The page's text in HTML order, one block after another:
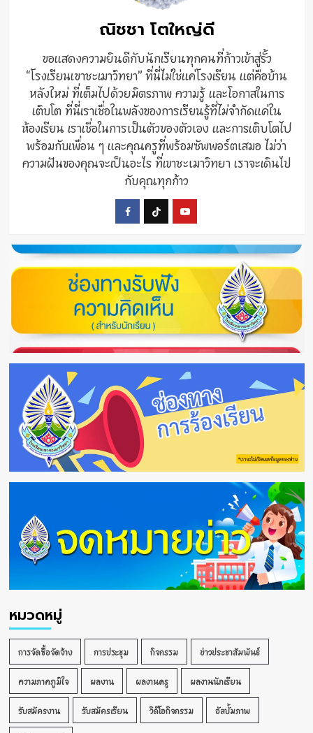
ณิชชา โตใหญ่ดี
ขอแสดงความยินดีกับนักเรียนทุกคนที่ก้าวเข้าสู่รั้ว
“โรงเรียนเขาชะเมาวิทยา” ที่นี่ไม่ใช่แค่โรงเรียน แต่คือบ้าน
หลังใหม่ ที่เต็มไปด้วยมิตรภาพ ความรู้ และโอกาสในการ
เติบโต ที่นี่เราเชื่อในพลังของการเรียนรู้ที่ไม่จำกัดแค่ใน
ห้องเรียน เราเชื่อในการเป็นตัวของตัวเอง และการเติบโตไป
พร้อมกับเพื่อน ๆ และคุณครูที่พร้อมซัพพอร์ตเสมอ ไม่ว่า
ความฝันของคุณจะเป็นอะไร ที่เขาชะเมาวิทยา เราจะเดินไป
กับคุณทุกก้าว
หมวดหมู่
การจัดซื้อจัดจ้าง การประชุม กิจกรรม ข่าวประชาสัมพันธ์
ความภาคภูมิใจ ผลงาน ผลงานครู ผลงานนักเรียน
รับสมัครงาน รับสมัครเรียน วิดีโอกิจกรรม อัลบั้มภาพ